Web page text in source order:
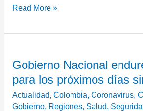
Read More »
Gobierno Nacional
para los próximos días
Actualidad,Colombia,Coronavirus,
Gobierno, Regiones, Salud,
Nacional
endurece
medidas
para